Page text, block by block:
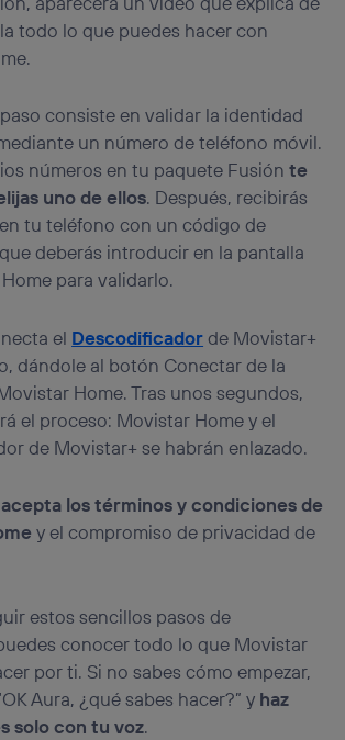
todo lo que puedes hacer con
consiste en validar la identidad
un número de teléfono móvil.
números en tu paquete Fusiónte
uno de ellos. Después, recibirás
tu teléfono con un código de
deberás introducir en la pantalla
para validarlo.
el Descodificadorde Movistar+
dándole al botón Conectar de la
Home. Tras unos segundos,
el proceso: Movistar Home y el
de Movistar+ se habrán enlazado.
acepta los términos y condiciones de
y el compromiso de privacidad de
estos sencillos pasos de
conocer todo lo que Movistar
por ti. Si no sabes cómo empezar,
Aura, ¿qué sabes hacer?” y haz
solo con tu voz.